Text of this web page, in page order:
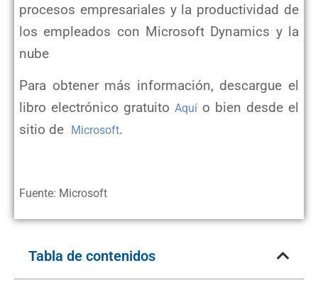
procesos empresariales y la productividad de
los empleados con Microsoft Dynamics y la
nube
Para obtener más información, descargue el
libro electrónico gratuito Aquí o bien desde el
sitio de
Microsoft.
Fuente: Microsoft
Tabla de contenidos